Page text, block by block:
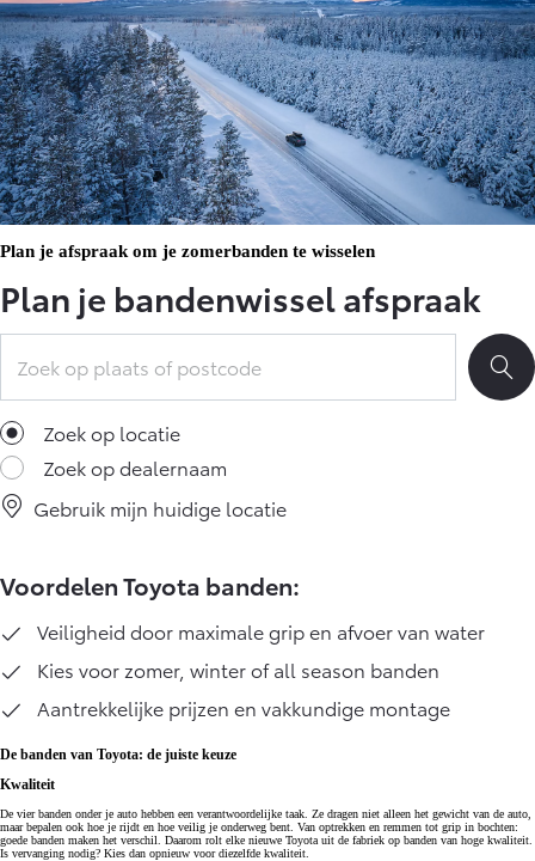
Plan je afspraak om je zomerbanden te wisselen
Plan je bandenwissel afspraak
Zoek op locatie
Zoek op dealernaam
Gebruik mijn huidige locatie
Voordelen Toyota banden:
Veiligheid door maximale grip en afvoer van water
Kies voor zomer, winter of all season banden
Aantrekkelijke prijzen en vakkundige montage
De banden van Toyota: de juiste keuze
Kwaliteit
De vier banden onder je auto hebben een verantwoordelijke taak. Ze dragen niet alleen het gewicht van de auto,
maar bepalen ook hoe je rijdt en hoe veilig je onderweg bent. Van optrekken en remmen tot grip in bochten:
goede banden maken het verschil. Daarom rolt elke nieuwe Toyota uit de fabriek op banden van hoge kwaliteit.
Is vervanging nodig? Kies dan opnieuw voor diezelfde kwaliteit.